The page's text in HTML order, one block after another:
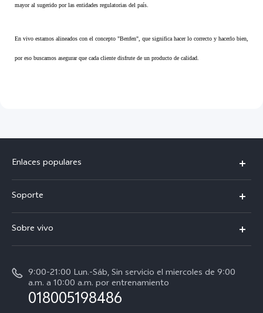
mayor al sugerido por las entidades regulatorias del país.
En vivo estamos alineados con el concepto "Benfen", que significa hacer lo correcto y hacerlo bien,
por eso buscamos asegurar que cada cliente disfrute de un producto de calidad.
Enlaces populares
V70
V70 FE
Y11d
Soporte
Centro de servicio
Verificación de IMEI
Consulta el Precio de los Repuestos
Sobre vivo
Noticias
Empleos en vivo
9:00-21:00 Lun.-Sáb, Sin servicio el miercoles de 9:00
a.m. a 10:00 a.m. por entrenamiento
018005198486